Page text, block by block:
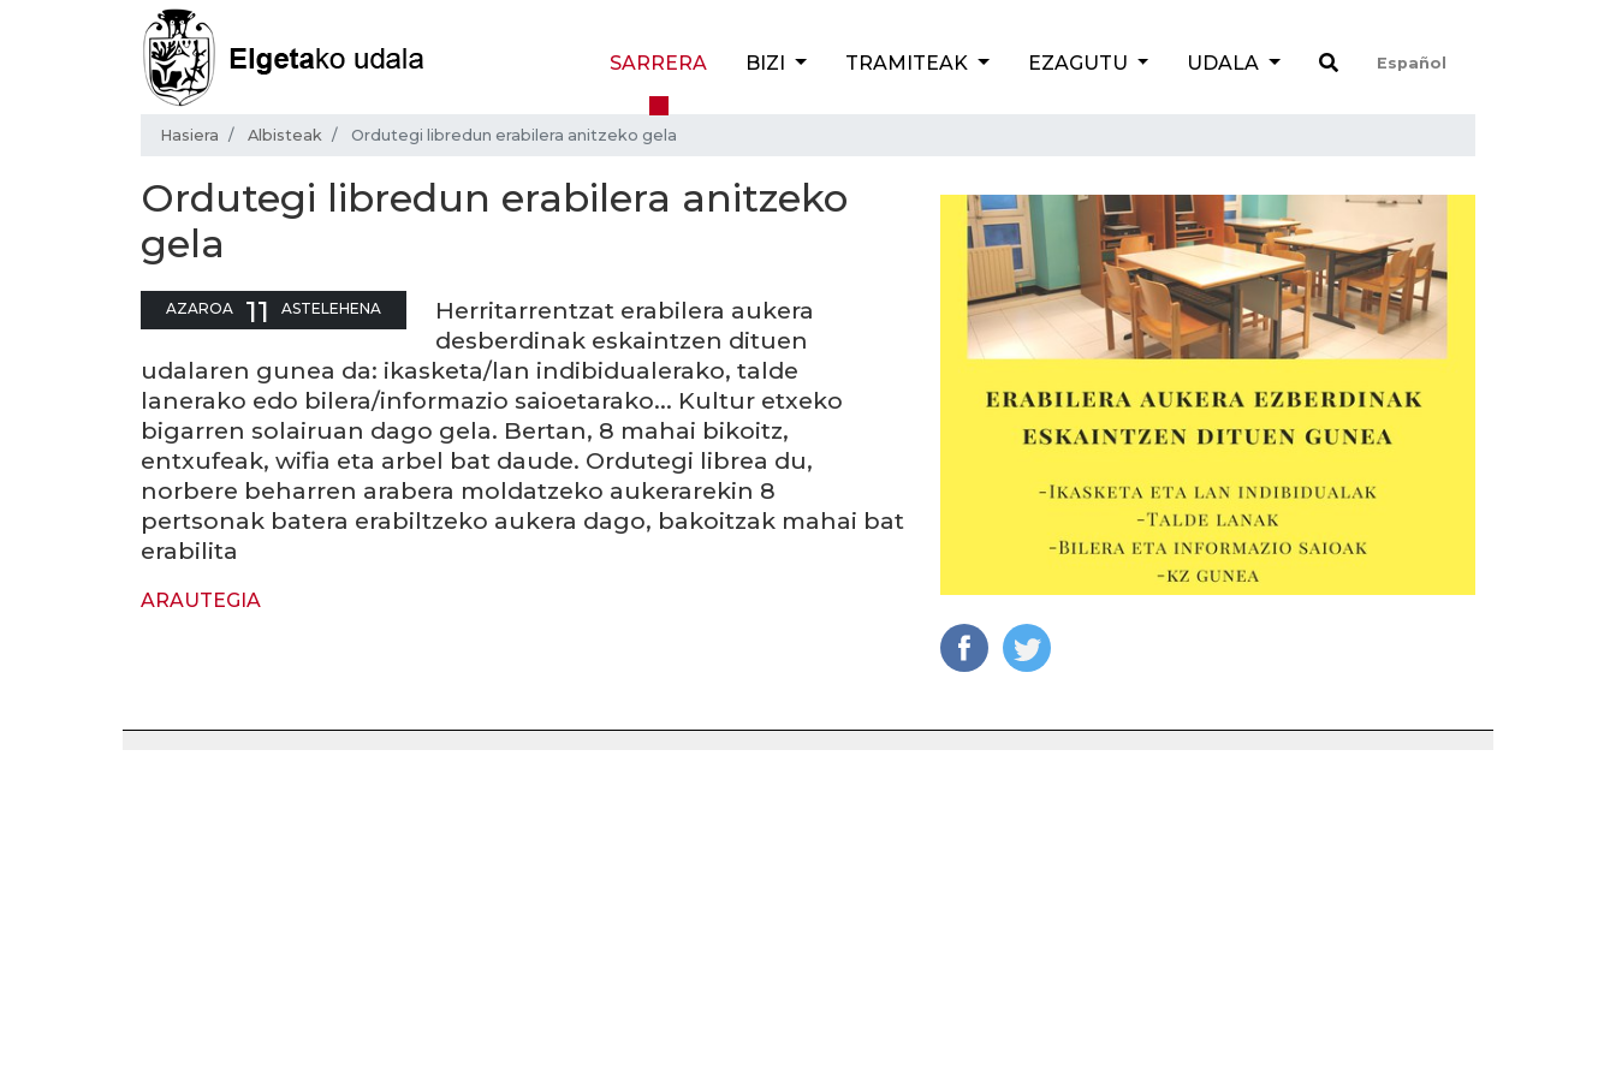
SARRERA BIZI TRAMITEAK EZAGUTU UDALA Español
Hasiera Albisteak Ordutegi libredun erabilera anitzeko gela
Ordutegi libredun erabilera anitzeko
gela
AZAROA 11 ASTELEHENA
Herritarrentzat erabilera aukera
desberdinak eskaintzen dituen
udalaren gunea da: ikasketa/lan indibidualerako, talde
lanerako edo bilera/informazio saioetarako... Kultur etxeko
bigarren solairuan dago gela. Bertan, 8 mahai bikoitz,
entxufeak, wifia eta arbel bat daude. Ordutegi librea du,
norbere beharren arabera moldatzeko aukerarekin 8
pertsonak batera erabiltzeko aukera dago, bakoitzak mahai bat
erabilita
ARAUTEGIA